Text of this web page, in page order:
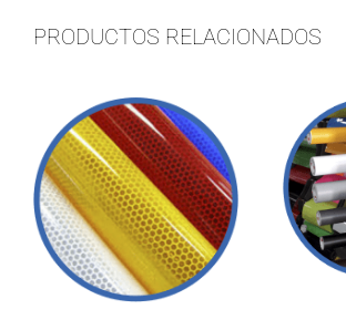
PRODUCTOS RELACIONADOS